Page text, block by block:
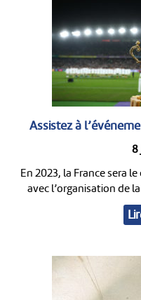
Assistez à
8
En 2023, la France sera
avec l’organisation de